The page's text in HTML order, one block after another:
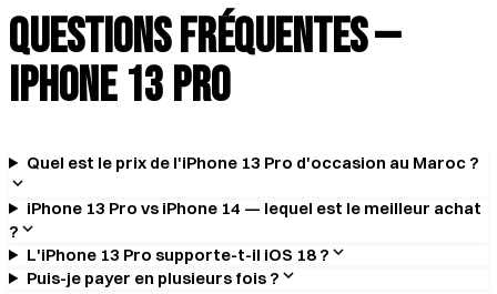
Questions Fréquentes —
iPhone 13 Pro
Quel est le prix de l'iPhone 13 Pro d'occasion au Maroc ?
iPhone 13 Pro vs iPhone 14 — lequel est le meilleur achat
?
L'iPhone 13 Pro supporte-t-il iOS 18 ?
Puis-je payer en plusieurs fois ?